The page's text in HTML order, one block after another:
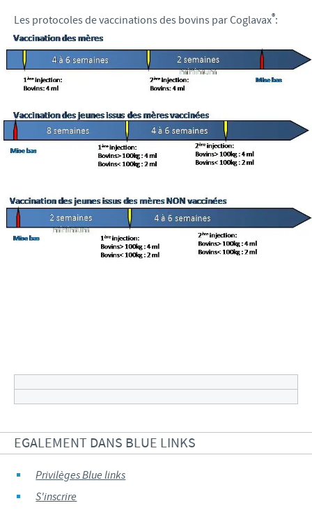
Les protocoles de vaccinations des bovins par Coglavax®:
EGALEMENT DANS BLUE LINKS
Privilèges Blue links
S'inscrire